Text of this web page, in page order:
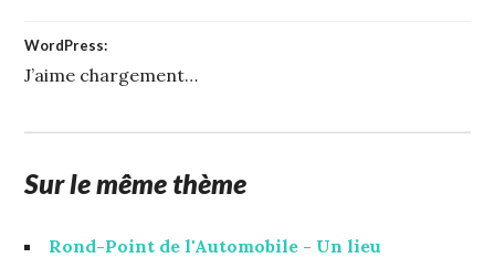
WordPress:
J’aime chargement…
Sur le même thème
Rond-Point de l'Automobile - Un lieu